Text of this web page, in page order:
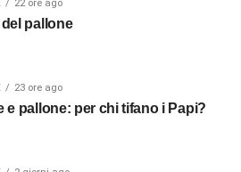
22 ore ago
pallone
23 ore ago
e pallone: per chi tifano i Papi?